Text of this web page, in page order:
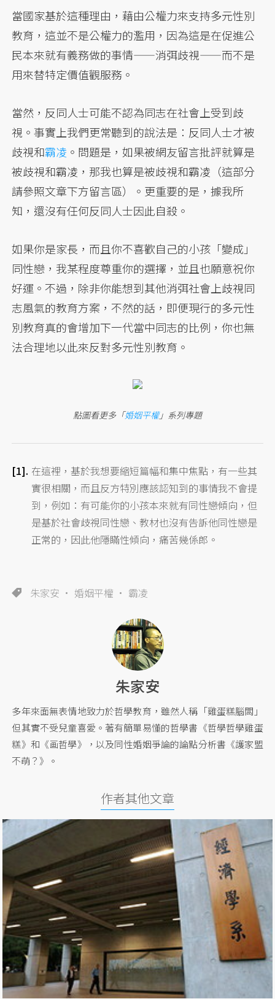
當國家基於這種理由，藉由公權力來支持多元性別
教育，這並不是公權力的濫用，因為這是在促進公
民本來就有義務做的事情——消弭歧視——而不是
用來替特定價值觀服務。
當然，反同人士可能不認為同志在社會上受到歧
視。事實上我們更常聽到的說法是：反同人士才被
歧視和霸凌 。問題是，如果被網友留言批評就算是
被歧視和霸凌，那我也算是被歧視和霸凌（這部分
請參照文章下方留言區）。更重要的是，據我所
知，還沒有任何反同人士因此自殺。
如果你是家長，而且你不喜歡自己的小孩「變成」
同性戀，我某程度尊重你的選擇，並且也願意祝你
好運。不過，除非你能想到其他消弭社會上歧視同
志風氣的教育方案，不然的話，即便現行的多元性
別教育真的會增加下一代當中同志的比例，你也無
法合理地以此來反對多元性別教育。
點圖看更多「婚姻平權」系列專題
在這裡，基於我想要縮短篇幅和集中焦點，有一些其
實很相關，而且反方特別應該認知到的事情我不會提
到，例如：有可能你的小孩本來就有同性戀傾向，但
是基於社會歧視同性戀、教材也沒有告訴他同性戀是
正常的，因此他隱瞞性傾向，痛苦幾係郎。
朱家安 婚姻平權 霸凌
朱家安
多年來面無表情地致力於哲學教育，雖然人稱「雞蛋糕腦闆」
但其實不受兒童喜愛。著有簡單易懂的哲學書《哲學哲學雞蛋
糕》和《画哲學》，以及同性婚姻爭論的論點分析書《護家盟
不萌？》。
作者其他文章